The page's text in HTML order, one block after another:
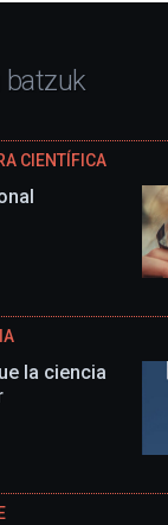
batzuk
CIENTÍFICA
la ciencia